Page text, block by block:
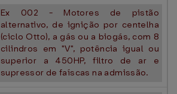
Ex 002 - Motores de pistão
alternativo, de ignição por centelha
(ciclo Otto), a gás ou a biogás, com 8
cilindros em "V", potência igual ou
superior a 450HP, filtro de ar e
supressor de faíscas na admissão.